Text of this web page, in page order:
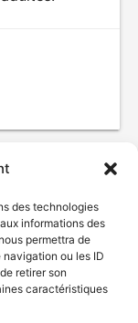
des technologies
informations des
permettra de
ou les ID
retirer son
caractéristiques